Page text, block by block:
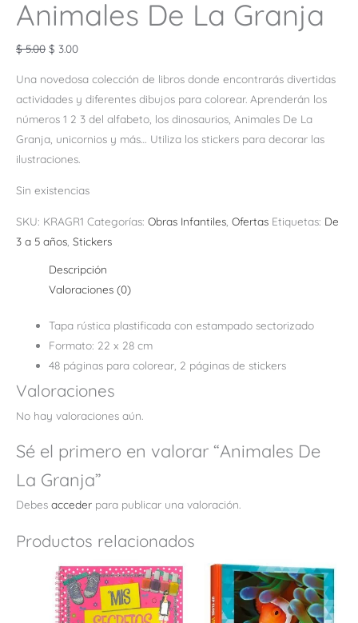
Animales De La Granja
$5.00 $ 3.00
Una novedosa colección de libros donde encontrarás divertidas
actividades y diferentes dibujos para colorear. Aprenderán los
números 1 2 3 del alfabeto, los dinosaurios, Animales De La
Granja, unicornios y más… Utiliza los stickers para decorar las
ilustraciones.
Sin existencias
SKU: KRAGR1 Categorías: Obras Infantiles Ofertas Etiquetas: De
3 a 5 años Stickers
Descripción
Valoraciones (0)
Tapa rústica plastificada con estampado sectorizado
Formato: 22 x 28 cm
48 páginas para colorear, 2 páginas de stickers
Valoraciones
No hay valoraciones aún.
Sé el primero en valorar “Animales De
La Granja”
Debes acceder para publicar una valoración.
Productos relacionados